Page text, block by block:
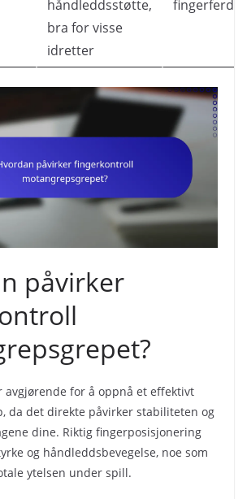
håndleddsstøtte,
bra for visse
idretter
påvirker
avgjørende for å oppnå et effektivt
da det direkte påvirker stabiliteten og
dine. Riktig fingerposisjonering
og håndleddsbevegelse, noe som
ytelsen under spill.